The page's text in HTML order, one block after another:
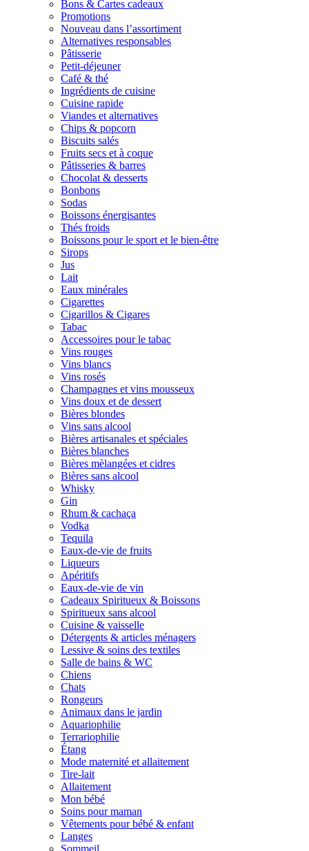
Bons & Cartes cadeaux
Promotions
Nouveau dans l’assortiment
Alternatives responsables
Pâtisserie
Petit-déjeuner
Café & thé
Ingrédients de cuisine
Cuisine rapide
Viandes et alternatives
Chips & popcorn
Biscuits salés
Fruits secs et à coque
Pâtisseries & barres
Chocolat & desserts
Bonbons
Sodas
Boissons énergisantes
Thés froids
Boissons pour le sport et le bien-être
Sirops
Jus
Lait
Eaux minérales
Cigarettes
Cigarillos & Cigares
Tabac
Accessoires pour le tabac
Vins rouges
Vins blancs
Vins rosés
Champagnes et vins mousseux
Vins doux et de dessert
Bières blondes
Vins sans alcool
Bières artisanales et spéciales
Bières blanches
Bières mèlangées et cidres
Bières sans alcool
Whisky
Gin
Rhum & cachaça
Vodka
Tequila
Eaux-de-vie de fruits
Liqueurs
Apéritifs
Eaux-de-vie de vin
Cadeaux Spiritueux & Boissons
Spiritueux sans alcool
Cuisine & vaisselle
Détergents & articles ménagers
Lessive & soins des textiles
Salle de bains & WC
Chiens
Chats
Rongeurs
Animaux dans le jardin
Aquariophilie
Terrariophilie
Étang
Mode maternité et allaitement
Tire-lait
Allaitement
Mon bébé
Soins pour maman
Vêtements pour bébé & enfant
Langes
Sommeil